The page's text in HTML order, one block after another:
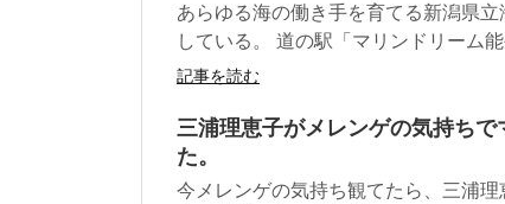
あらゆる海の働き手を育てる新潟県
している。 道の駅「マリンドリーム
記事を読む
三浦理恵子がメレンゲの気持ち
た。
今メレンゲの気持ち観てたら、三浦